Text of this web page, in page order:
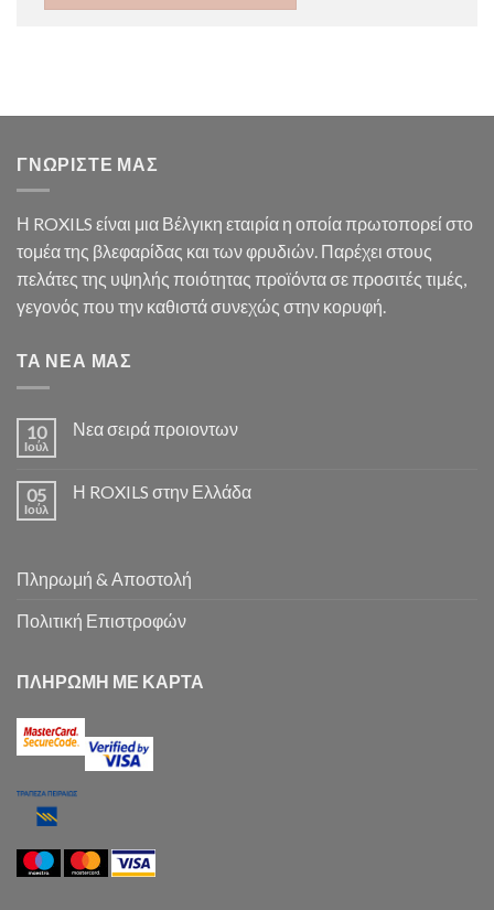
ΓΝΩΡΙΣΤΕ ΜΑΣ
Η ROXILS είναι μια Βέλγικη εταιρία η οποία πρωτοπορεί στο
τομέα της βλεφαρίδας και των φρυδιών. Παρέχει στους
πελάτες της υψηλής ποιότητας προϊόντα σε προσιτές τιμές,
γεγονός που την καθιστά συνεχώς στην κορυφή.
ΤΑ ΝΕΑ ΜΑΣ
10
Ιούλ
Νεα σειρά προιοντων
05
Ιούλ
Η ROXILS στην Ελλάδα
Πληρωμή & Αποστολή
Πολιτική Επιστροφών
ΠΛΗΡΩΜΗ ΜΕ ΚΑΡΤΑ